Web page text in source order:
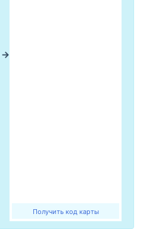
Получить код карты